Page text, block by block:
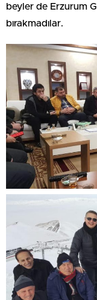
beyler de Erzurum
bırakmadılar.